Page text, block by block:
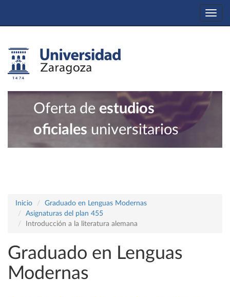
Oferta de estudios
oficiales universitarios
Inicio
Graduado en Lenguas Modernas
Asignaturas del plan 455
Introducción a la literatura alemana
Graduado en Lenguas
Modernas